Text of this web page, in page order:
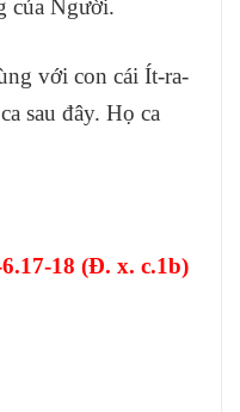
của Người.
với con cái Ít-ra-
sau đây. Họ ca
18 (Đ. x. c.1b)